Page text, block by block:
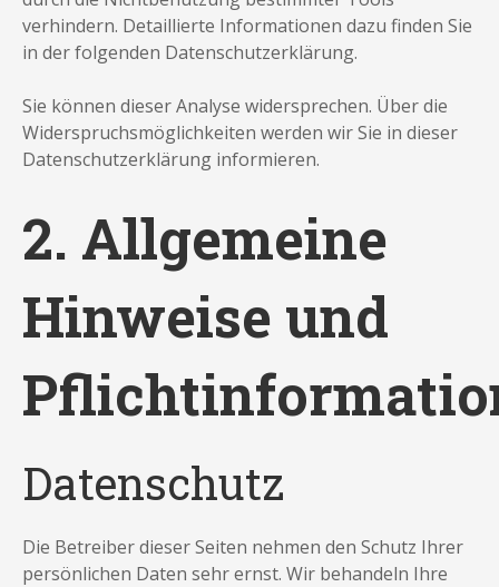
verhindern. Detaillierte Informationen dazu finden Sie
in der folgenden Datenschutzerklärung.
Sie können dieser Analyse widersprechen. Über die
Widerspruchsmöglichkeiten werden wir Sie in dieser
Datenschutzerklärung informieren.
2. Allgemeine
Hinweise und
Datenschutz
Die Betreiber dieser Seiten nehmen den Schutz Ihrer
persönlichen Daten sehr ernst. Wir behandeln Ihre